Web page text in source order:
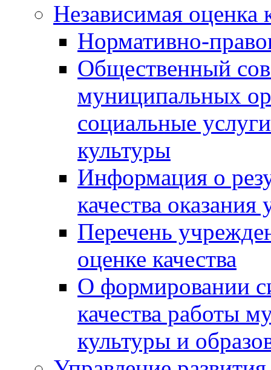
Независимая оценка
Нормативно-
Общественный
муниципальных
социальные
культуры
Информация о
качества оказания
Перечень
оценке качества
О формировании
качества работы
культуры и